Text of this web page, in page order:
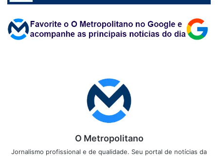
O Metropolitano
Jornalismo profissional e de qualidade. Seu portal de notícias da